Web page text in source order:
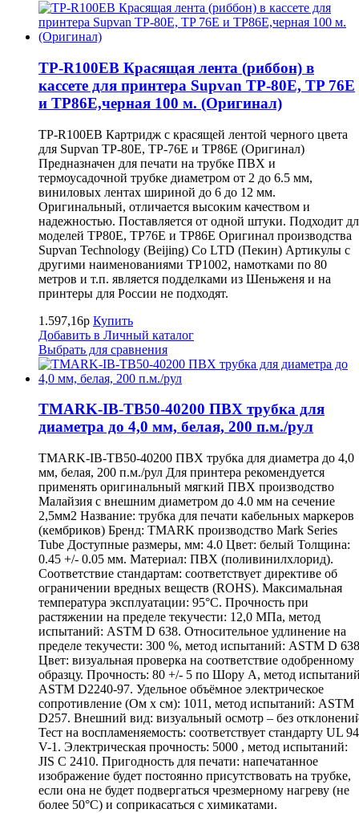
TP-R100EB Красящая лента (риббон) в
кассете для принтера Supvan TP-80E, TP 76E
и TP86E,черная 100 м. (Оригинал)
TP-R100EB Картридж с красящей лентой черного цвета
для Supvan TP-80E, TP-76E и TP86E (Оригинал)
Предназначен для печати на трубке ПВХ и
термоусадочной трубке диаметром от 2 до 6.5 мм,
виниловых лентах шириной до 6 до 12 мм.
Оригинальный, отличается высоким качеством и
надежностью. Поставляется от одной штуки. Подходит
моделей TP80E, TP76E и TP86E Оригинал производства
Supvan Technology (Beijing) Co LTD (Пекин) Артикулы с
другими наименованиями TP1002, намотками по 80
метров и т.п. является подделками из Шеньженя и на
принтеры для России не подходят.
1.597,16р Купить
Добавить в Личный каталог
Выбрать для сравнения
TMARK-IB-TB50-40200 ПВХ трубка для
диаметра до 4,0 мм, белая, 200 п.м./рул
TMARK-IB-TB50-40200 ПВХ трубка для диаметра до 4,0
мм, белая, 200 п.м./рул Для принтера рекомендуется
применять оригинальный мягкий ПВХ производство
Малайзия с внешним диаметром до 4.0 мм на сечение
2,5мм2 Название: трубка для печати кабельных маркеров
(кембриков) Бренд: TMARK производство Mark Series
Tube Доступные размеры, мм: 4.0 Цвет: белый Толщина:
0.45 +/- 0.05 мм. Материал: ПВХ (поливинилхлорид).
Соответствие стандартам: соответствует директиве об
ограничении вредных веществ (ROHS). Максимальная
температура эксплуатации: 95°С. Прочность при
растяжении на пределе текучести: 12,0 МПа, метод
испытаний: ASTM D 638. Относительное удлинение на
пределе текучести: 300 %, метод испытаний: ASTM D
Цвет: визуальная проверка на соответствие одобренному
образцу. Прочность: 80 +/- 5 по Шору А, метод
ASTM D2240-97. Удельное объёмное электрическое
сопротивление (Ом х см): 1011, метод испытаний: ASTM
D257. Внешний вид: визуальный осмотр – без
Тест на воспламеняемость: соответствует стандарту UL 94
V-1. Электрическая прочность: 5000 , метод испытаний:
JIS C 2410. Пригодность для печати: напечатанное
изображение будет постоянно присутствовать на трубке,
если она не будет подвергаться чрезмерному нагреву (не
более 50°С) и соприкасаться с химикатами.